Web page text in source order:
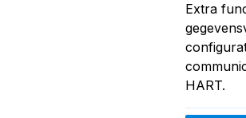
Extra
HART.